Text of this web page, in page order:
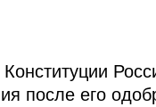
после его